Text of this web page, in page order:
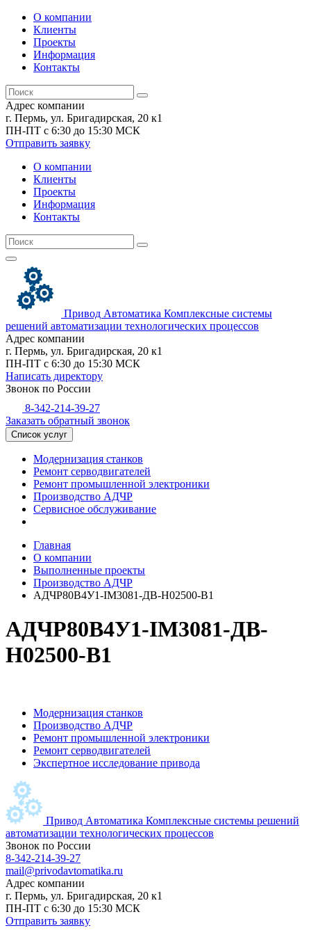
О компании
Клиенты
Проекты
Информация
Контакты
Адрес компании
г. Пермь, ул. Бригадирская, 20 к1
ПН-ПТ с 6:30 до 15:30 МСК
Отправить заявку
О компании
Клиенты
Проекты
Информация
Контакты
Привод Автоматика Комплексные системы
решений автоматизации технологических процессов
Адрес компании
г. Пермь, ул. Бригадирская, 20 к1
ПН-ПТ с 6:30 до 15:30 МСК
Написать директору
Звонок по России
8-342-214-39-27
Заказать обратный звонок
Список услуг
Модернизация станков
Ремонт серводвигателей
Ремонт промышленной электроники
Производство АДЧР
Сервисное обслуживание
Главная
О компании
Выполненные проекты
Производство АДЧР
АДЧР80B4У1-IM3081-ДB-H02500-B1
АДЧР80B4У1-IM3081-ДB-
H02500-B1
Модернизация станков
Производство АДЧР
Ремонт промышленной электроники
Ремонт серводвигателей
Экспертное исследование привода
Привод Автоматика Комплексные системы решений
автоматизации технологических процессов
Звонок по России
8-342-214-39-27
mail@privodavtomatika.ru
Адрес компании
г. Пермь, ул. Бригадирская, 20 к1
ПН-ПТ с 6:30 до 15:30 МСК
Отправить заявку